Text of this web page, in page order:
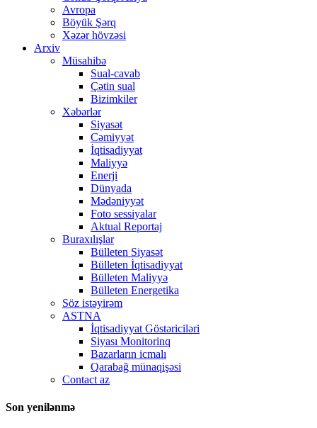
Avropa
Böyük Şərq
Xəzər hövzəsi
Arxiv
Müsahibə
Sual-cavab
Çətin sual
Bizimkiler
Xəbərlər
Siyasət
Cəmiyyət
İqtisadiyyat
Maliyyə
Enerji
Dünyada
Mədəniyyət
Foto sessiyalar
Aktual Reportaj
Buraxılışlar
Bülleten Siyasət
Bülleten İqtisadiyyat
Bülleten Maliyyə
Bülleten Energetika
Söz istəyirəm
ASTNA
İqtisadiyyat Göstəriciləri
Siyası Monitorinq
Bazarların icmalı
Qarabağ münaqişəsi
Contact az
Son yenilənmə